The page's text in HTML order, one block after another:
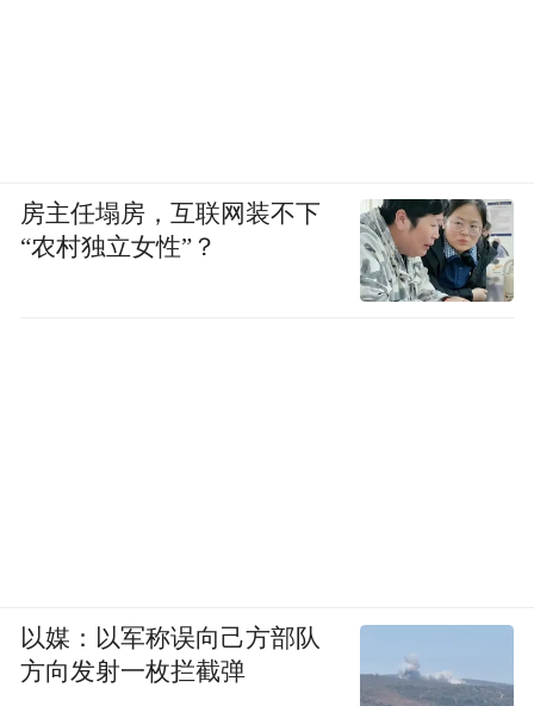
房主任塌房，互联网装不下
“农村独立女性”？
以媒：以军称误向己方部队
方向发射一枚拦截弹